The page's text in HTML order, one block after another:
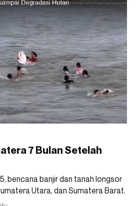
7 Bulan Setelah
bencana banjir dan tanah longsor
Utara, dan Sumatera Barat.